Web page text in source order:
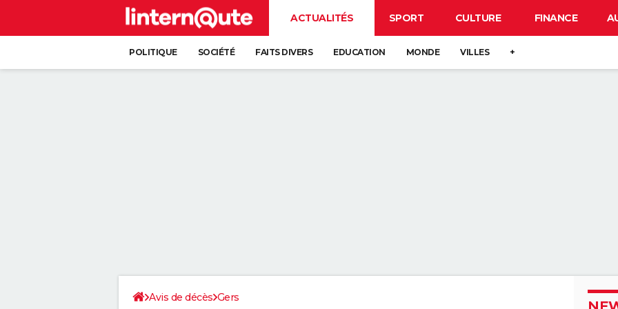
ACTUALITÉS SPORT CULTURE FINANCE
POLITIQUE SOCIÉTÉ FAITS DIVERS EDUCATION MONDE VILLES +
Avis de décès Gers